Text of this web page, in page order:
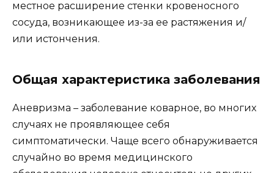
местное расширение стенки кровеносного
сосуда, возникающее из-за ее растяжения и/
или истончения.
Общая характеристика заболевания
Аневризма – заболевание коварное, во многих
случаях не проявляющее себя
симптоматически. Чаще всего обнаруживается
случайно во время медицинского